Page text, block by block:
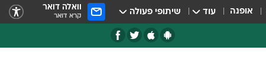
אופנה עוד שיתופי פעולה וואלה דואר
קרא דואר